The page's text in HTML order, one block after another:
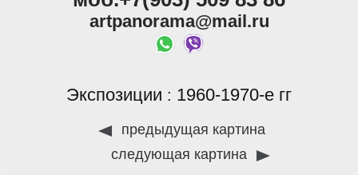
artpanorama@mail.ru
Экспозиции : 1960-1970-е гг
предыдущая картина
следующая картина